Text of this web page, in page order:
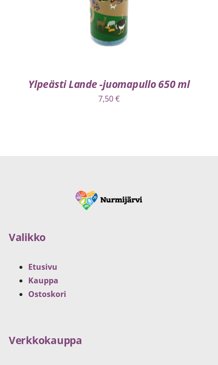
Ylpeästi Lande -juomapullo 650 ml
7,50€
Valikko
Etusivu
Kauppa
Ostoskori
Verkkokauppa